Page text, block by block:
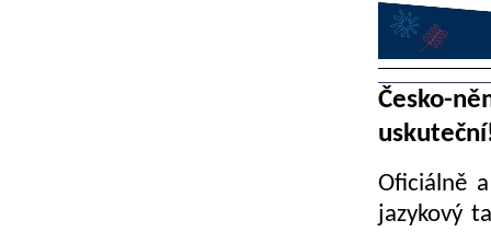
Česko-
Oficiálně
jazykový